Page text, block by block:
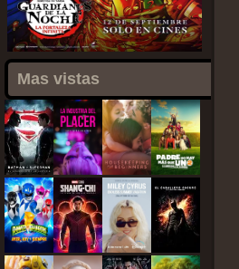
Mas vistas